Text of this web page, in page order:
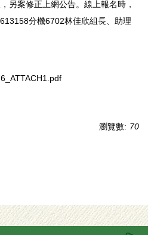
另案修正上網公告。線上報名時，
分機6702林佳欣組長、助理
瀏覽數: 70